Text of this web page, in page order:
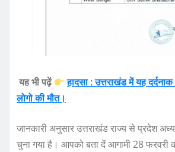
यह भी पढ़ें
हादसा : उत्तराखंड में यह
लोगो की मौत।
जानकारी अनुसार उत्तराखंड राज्य से प्रदेश
चुना गया है। आपको बता दें आगामी 28 फरवरी